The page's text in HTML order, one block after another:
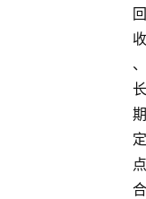
回
收
、
长
期
定
点
合